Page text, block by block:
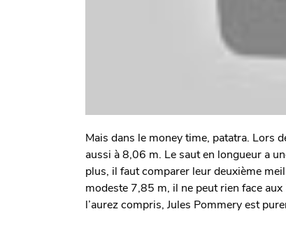
Mais dans le money time, patatra. Lors
aussi à 8,06 m. Le saut en longueur a
plus, il faut comparer leur deuxième
modeste 7,85 m, il ne peut rien face
l’aurez compris, Jules Pommery est